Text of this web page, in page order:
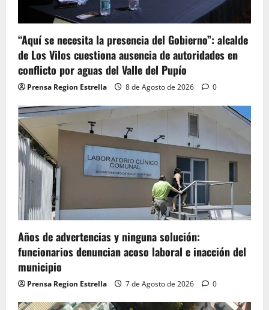
“Aquí se necesita la presencia del Gobierno”: alcalde
de Los Vilos cuestiona ausencia de autoridades en
conflicto por aguas del Valle del Pupío
Prensa Region Estrella 8 de Agosto de 2026 0
Años de advertencias y ninguna solución:
funcionarios denuncian acoso laboral e inacción del
municipio
Prensa Region Estrella 7 de Agosto de 2026 0